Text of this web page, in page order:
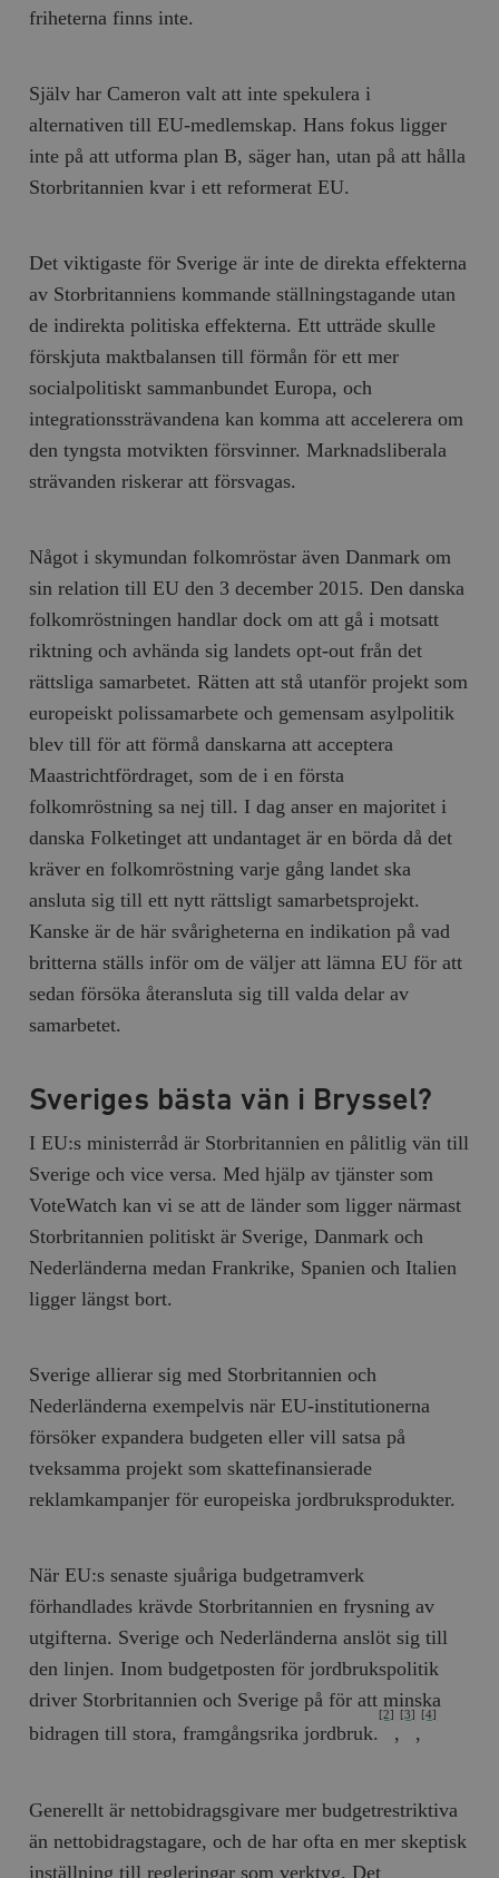
friheterna finns inte.
Själv har Cameron valt att inte spekulera i
alternativen till EU-medlemskap. Hans fokus ligger
inte på att utforma plan B, säger han, utan på att hålla
Storbritannien kvar i ett reformerat EU.
Det viktigaste för Sverige är inte de direkta effekterna
av Storbritanniens kommande ställningstagande utan
de indirekta politiska effekterna. Ett utträde skulle
förskjuta maktbalansen till förmån för ett mer
socialpolitiskt sammanbundet Europa, och
integrationssträvandena kan komma att accelerera om
den tyngsta motvikten försvinner. Marknadsliberala
strävanden riskerar att försvagas.
Något i skymundan folkomröstar även Danmark om
sin relation till EU den 3 december 2015. Den danska
folkomröstningen handlar dock om att gå i motsatt
riktning och avhända sig landets opt-out från det
rättsliga samarbetet. Rätten att stå utanför projekt som
europeiskt polissamarbete och gemensam asylpolitik
blev till för att förmå danskarna att acceptera
Maastrichtfördraget, som de i en första
folkomröstning sa nej till. I dag anser en majoritet i
danska Folketinget att undantaget är en börda då det
kräver en folkomröstning varje gång landet ska
ansluta sig till ett nytt rättsligt samarbetsprojekt.
Kanske är de här svårigheterna en indikation på vad
britterna ställs inför om de väljer att lämna EU för att
sedan försöka återansluta sig till valda delar av
samarbetet.
Sveriges bästa vän i Bryssel?
I EU:s ministerråd är Storbritannien en pålitlig vän till
Sverige och vice versa. Med hjälp av tjänster som
VoteWatch kan vi se att de länder som ligger närmast
Storbritannien politiskt är Sverige, Danmark och
Nederländerna medan Frankrike, Spanien och Italien
ligger längst bort.
Sverige allierar sig med Storbritannien och
Nederländerna exempelvis när EU-institutionerna
försöker expandera budgeten eller vill satsa på
tveksamma projekt som skattefinansierade
reklamkampanjer för europeiska jordbruksprodukter.
När EU:s senaste sjuåriga budgetramverk
förhandlades krävde Storbritannien en frysning av
utgifterna. Sverige och Nederländerna anslöt sig till
den linjen. Inom budgetposten för jordbrukspolitik
driver Storbritannien och Sverige på för att minska
bidragen till stora, framgångsrika jordbruk.
[2]
,
[3]
,
[4]
Generellt är nettobidragsgivare mer budgetrestriktiva
än nettobidragstagare, och de har ofta en mer skeptisk
inställning till regleringar som verktyg. Det